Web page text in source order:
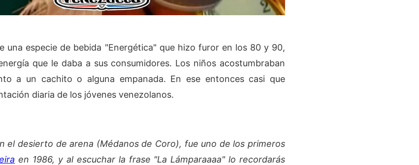
una especie de bebida "Energética" que hizo furor en los 80 y 90,
que le daba a sus consumidores. Los niños acostumbraban
a un cachito o alguna empanada. En ese entonces casi que
diaria de los jóvenes venezolanos.
el desierto de arena (Médanos de Coro), fue uno de los primeros
en 1986, y al escuchar la frase "La Lámparaaaa" lo recordarás